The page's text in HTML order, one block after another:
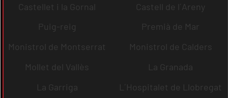
Castellet i la Gornal
Castell de l´Areny
Puig-reig
Premià de Mar
Monistrol de Montserrat
Monistrol de Calders
Mollet del Vallès
La Granada
La Garriga
L´Hospitalet de Llobregat